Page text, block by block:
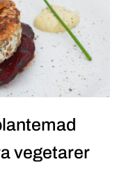
vegetarer